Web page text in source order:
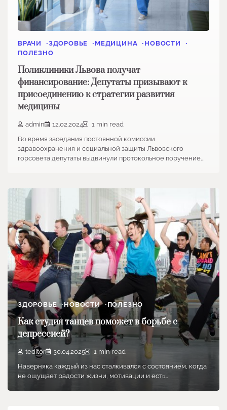
ВРАЧИ ЗДОРОВЬЕ МЕДИЦИНА
НОВОСТИ
ПОЛЕЗНО
Поликлиники Львова получат
финансирование: Депутаты призывают к
присоединению к стратегии развития
медицины
admin 12.02.2024
1 min read
Во время заседания постоянной комиссии
здравоохранения и социальной защиты Львовского
горсовета депутаты выдвинули протокольное поручение…
ЗДОРОВЬЕ НОВОСТИ ПОЛЕЗНО
Как студия танцев поможет в борьбе с
депрессией?
teditor 30.04.2025
1 min read
Наверняка каждый из нас сталкивался с состоянием, когда
не ощущает радости жизни, мотивации и есть…